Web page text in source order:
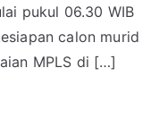
pukul 06.30 WIB
calon murid
MPLS di […]